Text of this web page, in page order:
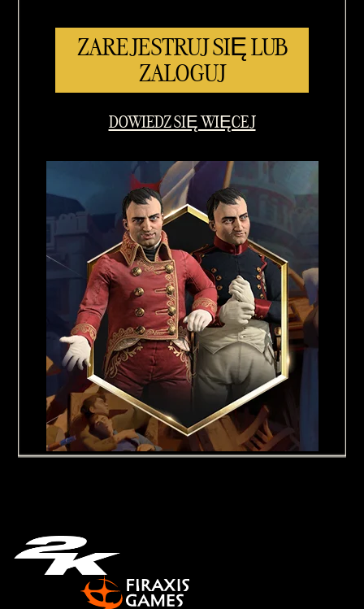
ZAREJESTRUJ SIĘ LUB
ZALOGUJ
DOWIEDZ SIĘ WIĘCEJ